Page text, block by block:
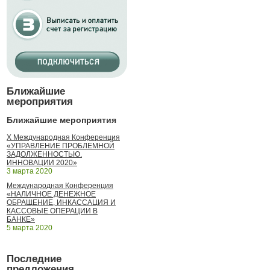
Ближайшие
мероприятия
Ближайшие мероприятия
X Международная Конференция
«УПРАВЛЕНИЕ ПРОБЛЕМНОЙ
ЗАДОЛЖЕННОСТЬЮ.
ИННОВАЦИИ 2020»
3 марта 2020
Международная Конференция
«НАЛИЧНОЕ ДЕНЕЖНОЕ
ОБРАЩЕНИЕ, ИНКАССАЦИЯ И
КАССОВЫЕ ОПЕРАЦИИ В
БАНКЕ»
5 марта 2020
Последние